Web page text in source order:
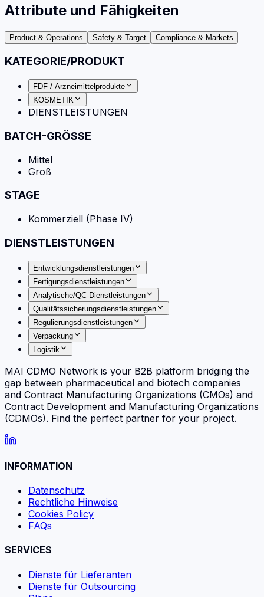
Attribute und Fähigkeiten
Product & Operations Safety & Target Compliance & Markets
KATEGORIE/PRODUKT
FDF / Arzneimittelprodukte
KOSMETIK
DIENSTLEISTUNGEN
BATCH-GRÖSSE
Mittel
Groß
STAGE
Kommerziell (Phase IV)
DIENSTLEISTUNGEN
Entwicklungsdienstleistungen
Fertigungsdienstleistungen
Analytische/QC-Dienstleistungen
Qualitätssicherungsdienstleistungen
Regulierungsdienstleistungen
Verpackung
Logistik
MAI CDMO Network is your B2B platform bridging the
gap between pharmaceutical and biotech companies
and Contract Manufacturing Organizations (CMOs) and
Contract Development and Manufacturing Organizations
(CDMOs). Find the perfect partner for your project.
INFORMATION
Datenschutz
Rechtliche Hinweise
Cookies Policy
FAQs
SERVICES
Dienste für Lieferanten
Dienste für Outsourcing